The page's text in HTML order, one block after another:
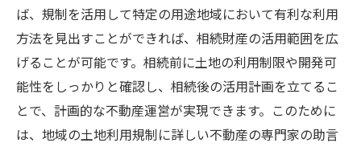
税理士による税務アドバイスの活用
不動産管理会社との協力体制の構築
プロフェッショナルによるリスク評価
連携による相続手続きのスムーズ化
専門家ネットワークを活用した相続支援
ば、規制を活用して特定の用途地域において有利な利用
方法を見出すことができれば、相続財産の活用範囲を広
げることが可能です。相続前に土地の利用制限や開発可
能性をしっかりと確認し、相続後の活用計画を立てるこ
とで、計画的な不動産運営が実現できます。このために
は、地域の土地利用規制に詳しい不動産の専門家の助言